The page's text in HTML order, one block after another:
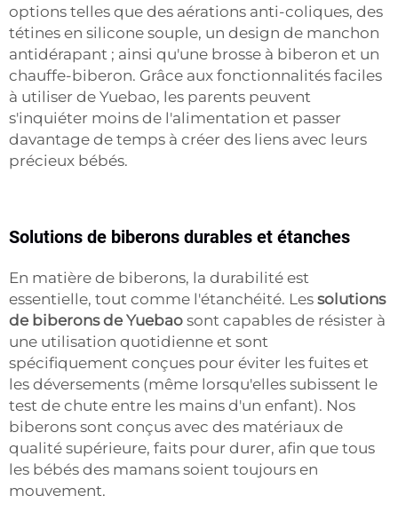
options telles que des aérations anti-coliques, des
tétines en silicone souple, un design de manchon
antidérapant ; ainsi qu'une brosse à biberon et un
chauffe-biberon. Grâce aux fonctionnalités faciles
à utiliser de Yuebao, les parents peuvent
s'inquiéter moins de l'alimentation et passer
davantage de temps à créer des liens avec leurs
précieux bébés.
Solutions de biberons durables et étanches
En matière de biberons, la durabilité est
essentielle, tout comme l'étanchéité. Les solutions
de biberons de Yuebao sont capables de résister à
une utilisation quotidienne et sont
spécifiquement conçues pour éviter les fuites et
les déversements (même lorsqu'elles subissent le
test de chute entre les mains d'un enfant). Nos
biberons sont conçus avec des matériaux de
qualité supérieure, faits pour durer, afin que tous
les bébés des mamans soient toujours en
mouvement.